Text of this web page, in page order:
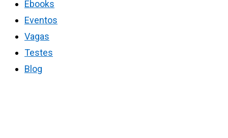
Ebooks
Eventos
Vagas
Testes
Blog